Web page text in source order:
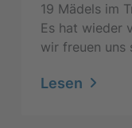
19 Mädels im
Es hat wieder
wir freuen uns
Lesen